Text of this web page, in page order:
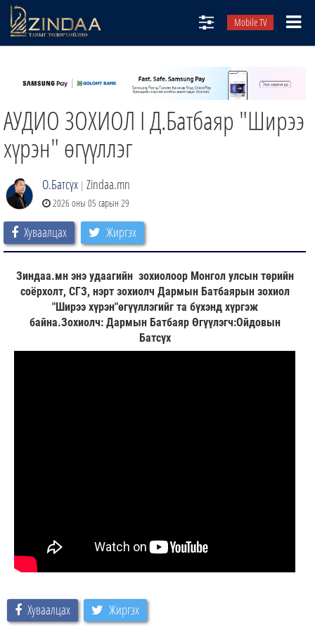
Mobile TV
ТВ8
ӨГЛӨӨНИЙ СОНИН
АУДИО ЗОХИОЛ
ЗИНДАА СЭТГҮҮЛ
АУДИО ЗОХИОЛ I Д.Батбаяр "Ширээ
хүрэн" өгүүллэг
О.Батсүх | Zindaa.mn
2026 оны 05 сарын 29
Хуваалцах Жиргэх
Зиндаа.мн энэ удаагийн зохиолоор Монгол улсын төрийн
соёрхолт, СГЗ, нэрт зохиолч Дармын Батбаярын зохиол
"Ширээ хүрэн"өгүүллэгийг та бүхэнд хүргэж
байна.Зохиолч: Дармын Батбаяр Өгүүлэгч:Ойдовын
Батсүх
Хуваалцах Жиргэх